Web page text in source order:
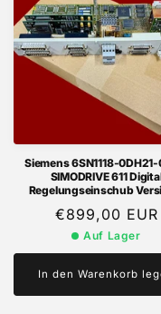
Siemens 6SN1118-
SIMODRIVE 611
Regelungseinschub
Normaler
Preis
€899,00 EUR
Auf Lager
In den Warenkorb